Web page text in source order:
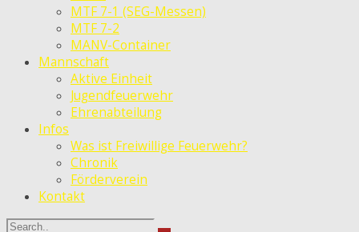
MTF 7-1 (SEG-Messen)
MTF 7-2
MANV-Container
Mannschaft
Aktive Einheit
Jugendfeuerwehr
Ehrenabteilung
Infos
Was ist Freiwillige Feuerwehr?
Chronik
Förderverein
Kontakt